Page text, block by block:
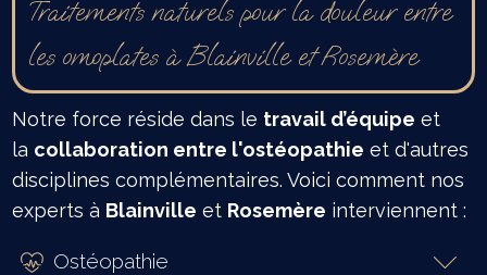
Traitements naturels pour la douleur entre
les omoplates à Blainville et Rosemère
Notre force réside dans le travail d’équipe et
la collaboration entre l'ostéopathie et d'autres
disciplines complémentaires. Voici comment nos
experts à Blainville et Rosemère interviennent :
Ostéopathie